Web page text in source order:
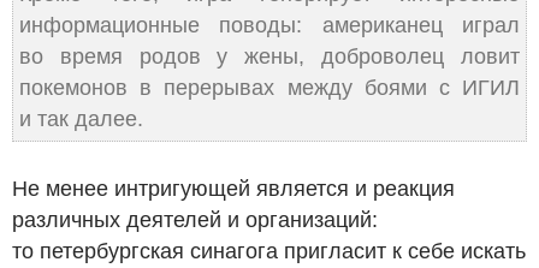
информационные поводы: американец играл
во время родов у жены, доброволец ловит
покемонов в перерывах между боями с ИГИЛ
и так далее.
Не менее интригующей является и реакция
различных деятелей и организаций:
то петербургская синагога пригласит к себе искать